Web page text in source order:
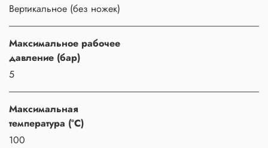
Вертикальное (без ножек)
Максимальное рабочее
давление (бар)
5
Максимальная
температура (°C)
100